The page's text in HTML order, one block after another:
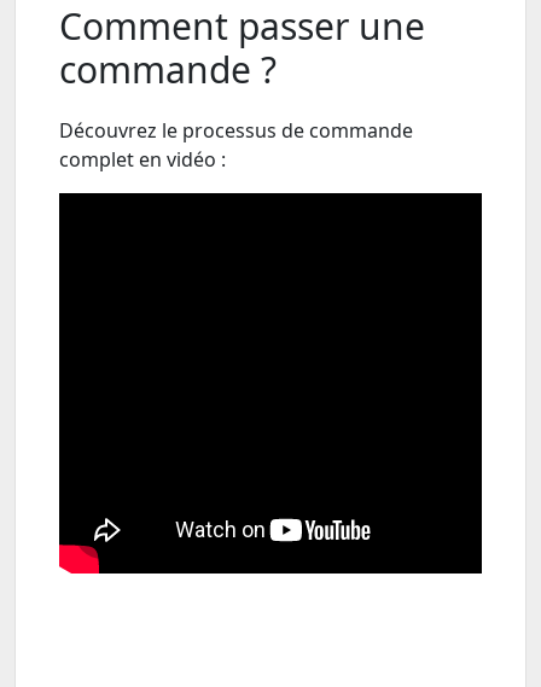
Comment passer une
commande ?
Découvrez le processus de commande
complet en vidéo :